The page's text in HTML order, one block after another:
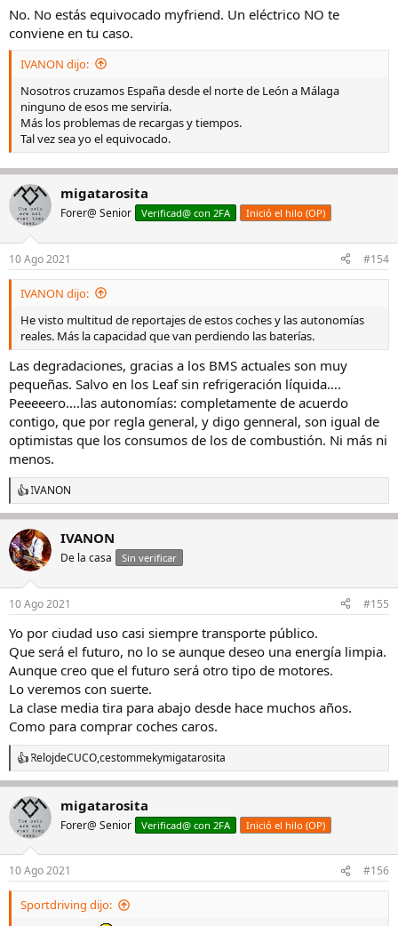
:
No. No estás equivocado myfriend. Un eléctrico NO te
conviene en tu caso.
IVANON dijo:
Nosotros cruzamos España desde el norte de León a Málaga
ninguno de esos me serviría.
Más los problemas de recargas y tiempos.
Tal vez sea yo el equivocado.
migatarosita
Forer@ Senior Verificad@ con 2FA Inició el hilo (OP)
10 Ago 2021 #154
IVANON dijo:
He visto multitud de reportajes de estos coches y las autonomías
reales. Más la capacidad que van perdiendo las baterías.
Las degradaciones, gracias a los BMS actuales son muy
pequeñas. Salvo en los Leaf sin refrigeración líquida….
Peeeeero….las autonomías: completamente de acuerdo
contigo, que por regla general, y digo genneral, son igual de
optimistas que los consumos de los de combustión. Ni más ni
menos.
R
e
c
c
i
e
:
IVANON
IVANON
De la casa Sin verificar
10 Ago 2021 #155
Yo por ciudad uso casi siempre transporte público.
Que será el futuro, no lo se aunque deseo una energía limpia.
Aunque creo que el futuro será otro tipo de motores.
Lo veremos con suerte.
La clase media tira para abajo desde hace muchos años.
Como para comprar coches caros.
R
e
a
c
c
i
e
s
RelojdeCUCO,cestommekymigatarosita
migatarosita
Forer@ Senior Verificad@ con 2FA Inició el hilo (OP)
10 Ago 2021 #156
Sportdriving dijo: